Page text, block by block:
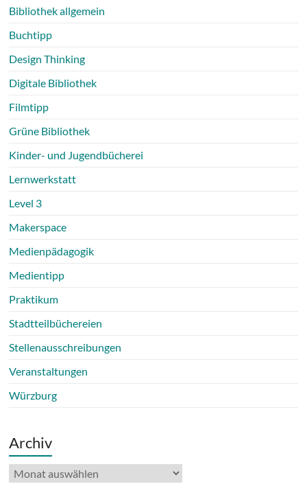
Bibliothek allgemein
Buchtipp
Design Thinking
Digitale Bibliothek
Filmtipp
Grüne Bibliothek
Kinder- und Jugendbücherei
Lernwerkstatt
Level 3
Makerspace
Medienpädagogik
Medientipp
Praktikum
Stadtteilbüchereien
Stellenausschreibungen
Veranstaltungen
Würzburg
Archiv
Archiv